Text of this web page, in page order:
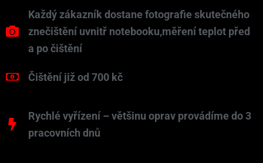
Každý zákazník dostane fotografie skutečného
znečištění uvnitř notebooku,měření teplot před
a po čištění
Čištění již od 700 kč
Rychlé vyřízení – většinu oprav provádíme do 3
pracovních dnů